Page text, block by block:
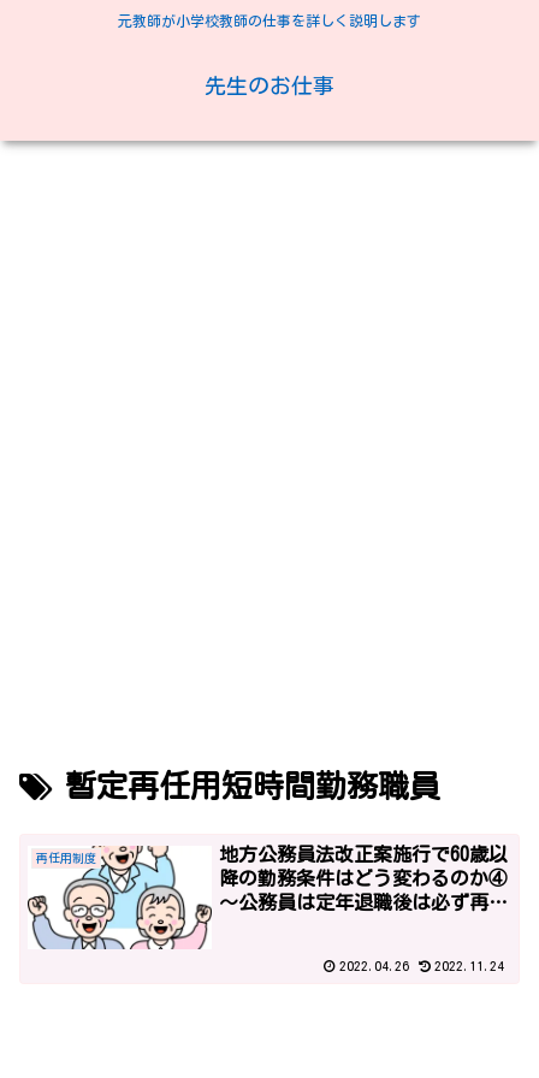
元教師が小学校教師の仕事を詳しく説明します
先生のお仕事
暫定再任用短時間勤務職員
再任用制度
地方公務員法改正案施行で60歳以
降の勤務条件はどう変わるのか④
～公務員は定年退職後は必ず再任
2022.04.26 2022.11.24